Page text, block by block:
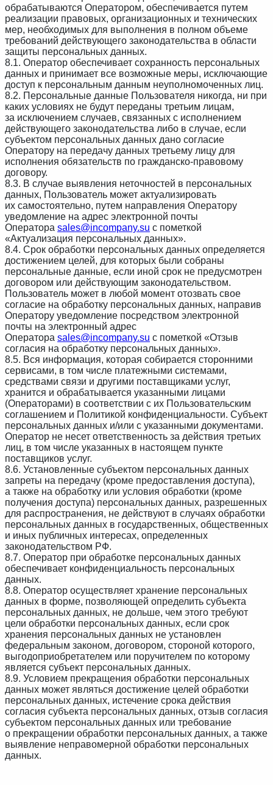
обрабатываются Оператором, обеспечивается путем
реализации правовых, организационных и технических
мер, необходимых для выполнения в полном объеме
требований действующего законодательства в области
защиты персональных данных.
8.1. Оператор обеспечивает сохранность персональных
данных и принимает все возможные меры, исключающие
доступ к персональным данным неуполномоченных лиц.
8.2. Персональные данные Пользователя никогда, ни при
каких условиях не будут переданы третьим лицам,
за исключением случаев, связанных с исполнением
действующего законодательства либо в случае, если
субъектом персональных данных дано согласие
Оператору на передачу данных третьему лицу для
исполнения обязательств по гражданско-правовому
договору.
8.3. В случае выявления неточностей в персональных
данных, Пользователь может актуализировать
их самостоятельно, путем направления Оператору
уведомление на адрес электронной почты
Оператора sales@incompany.su с пометкой
«Актуализация персональных данных».
8.4. Срок обработки персональных данных определяется
достижением целей, для которых были собраны
персональные данные, если иной срок не предусмотрен
договором или действующим законодательством.
Пользователь может в любой момент отозвать свое
согласие на обработку персональных данных, направив
Оператору уведомление посредством электронной
почты на электронный адрес
Оператора sales@incompany.su с пометкой «Отзыв
согласия на обработку персональных данных».
8.5. Вся информация, которая собирается сторонними
сервисами, в том числе платежными системами,
средствами связи и другими поставщиками услуг,
хранится и обрабатывается указанными лицами
(Операторами) в соответствии с их Пользовательским
соглашением и Политикой конфиденциальности. Субъект
персональных данных и/или с указанными документами.
Оператор не несет ответственность за действия третьих
лиц, в том числе указанных в настоящем пункте
поставщиков услуг.
8.6. Установленные субъектом персональных данных
запреты на передачу (кроме предоставления доступа),
а также на обработку или условия обработки (кроме
получения доступа) персональных данных, разрешенных
для распространения, не действуют в случаях обработки
персональных данных в государственных, общественных
и иных публичных интересах, определенных
законодательством РФ.
8.7. Оператор при обработке персональных данных
обеспечивает конфиденциальность персональных
данных.
8.8. Оператор осуществляет хранение персональных
данных в форме, позволяющей определить субъекта
персональных данных, не дольше, чем этого требуют
цели обработки персональных данных, если срок
хранения персональных данных не установлен
федеральным законом, договором, стороной которого,
выгодоприобретателем или поручителем по которому
является субъект персональных данных.
8.9. Условием прекращения обработки персональных
данных может являться достижение целей обработки
персональных данных, истечение срока действия
согласия субъекта персональных данных, отзыв согласия
субъектом персональных данных или требование
о прекращении обработки персональных данных, а также
выявление неправомерной обработки персональных
данных.